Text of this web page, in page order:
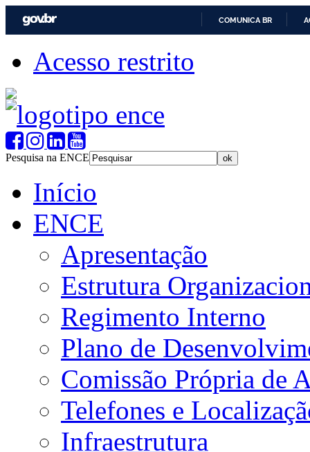
COMUNICA BR
Acesso restrito
Pesquisa na ENCE
Início
ENCE
Apresentação
Estrutura
Regimento Interno
Plano de
Comissão Própria de
Telefones e
Infraestrutura